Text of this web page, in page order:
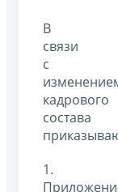
В
связи
с
кадрового
состава
1.